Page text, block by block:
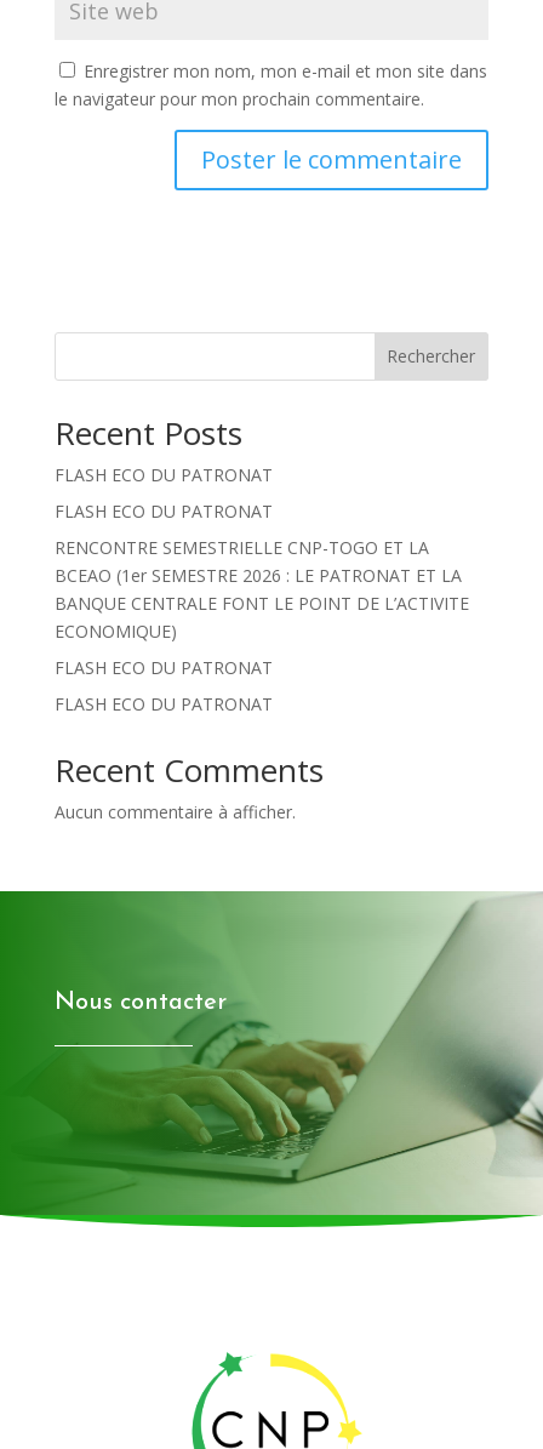
Enregistrer mon nom, mon e-mail et mon site dans
le navigateur pour mon prochain commentaire.
Rechercher
Recent Posts
FLASH ECO DU PATRONAT
FLASH ECO DU PATRONAT
RENCONTRE SEMESTRIELLE CNP-TOGO ET LA
BCEAO (1er SEMESTRE 2026 : LE PATRONAT ET LA
BANQUE CENTRALE FONT LE POINT DE L’ACTIVITE
ECONOMIQUE)
FLASH ECO DU PATRONAT
FLASH ECO DU PATRONAT
Recent Comments
Aucun commentaire à afficher.
Nous contacter